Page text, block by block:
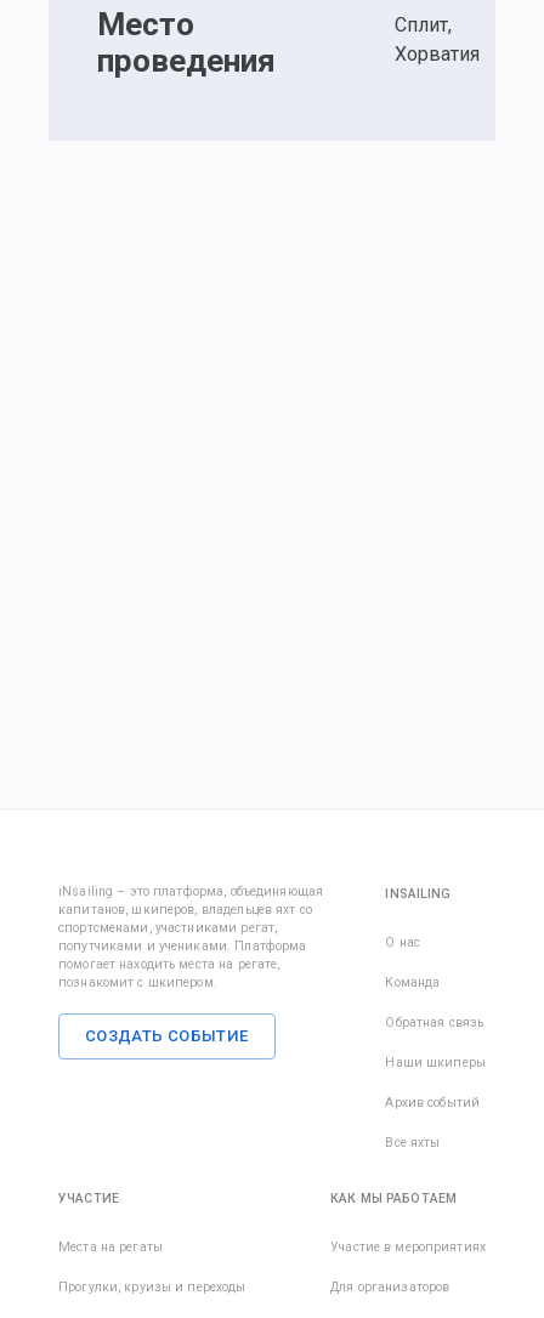
Место
проведения
Сплит,
Хорватия
iNsailing – это платформа, объединяющая
капитанов, шкиперов, владельцев яхт со
спортсменами, участниками регат,
попутчиками и учениками. Платформа
помогает находить места на регате,
познакомит с шкипером.
СОЗДАТЬ СОБЫТИЕ
INSAILING
О нас
Команда
Обратная связь
Наши шкиперы
Архив событий
Все яхты
УЧАСТИЕ
Места на регаты
Прогулки, круизы и переходы
КАК МЫ РАБОТАЕМ
Участие в мероприятиях
Для организаторов